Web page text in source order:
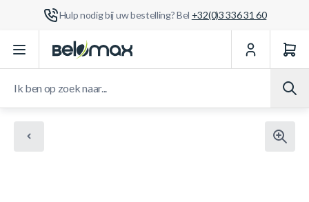
Hulp nodig bij uw bestelling? Bel +32(0)3 336 31 60
Ga naar de inhoud